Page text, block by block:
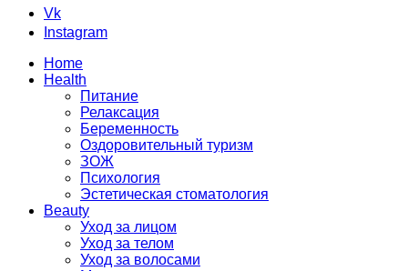
Vk
Instagram
Home
Health
Питание
Релаксация
Беременность
Оздоровительный туризм
ЗОЖ
Психология
Эстетическая стоматология
Beauty
Уход за лицом
Уход за телом
Уход за волосами